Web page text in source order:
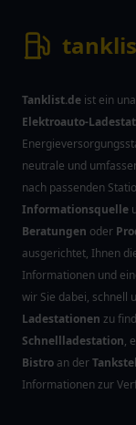
Tanklist.de ist ein
Elektroauto-
neutrale und
nach passenden
Informationsquelle
Beratungen oder
ausgerichtet, Ihnen
Informationen und
wir Sie dabei, schnell
Ladestationen zu
Schnellladestation,
Bistro an der
Informationen zur